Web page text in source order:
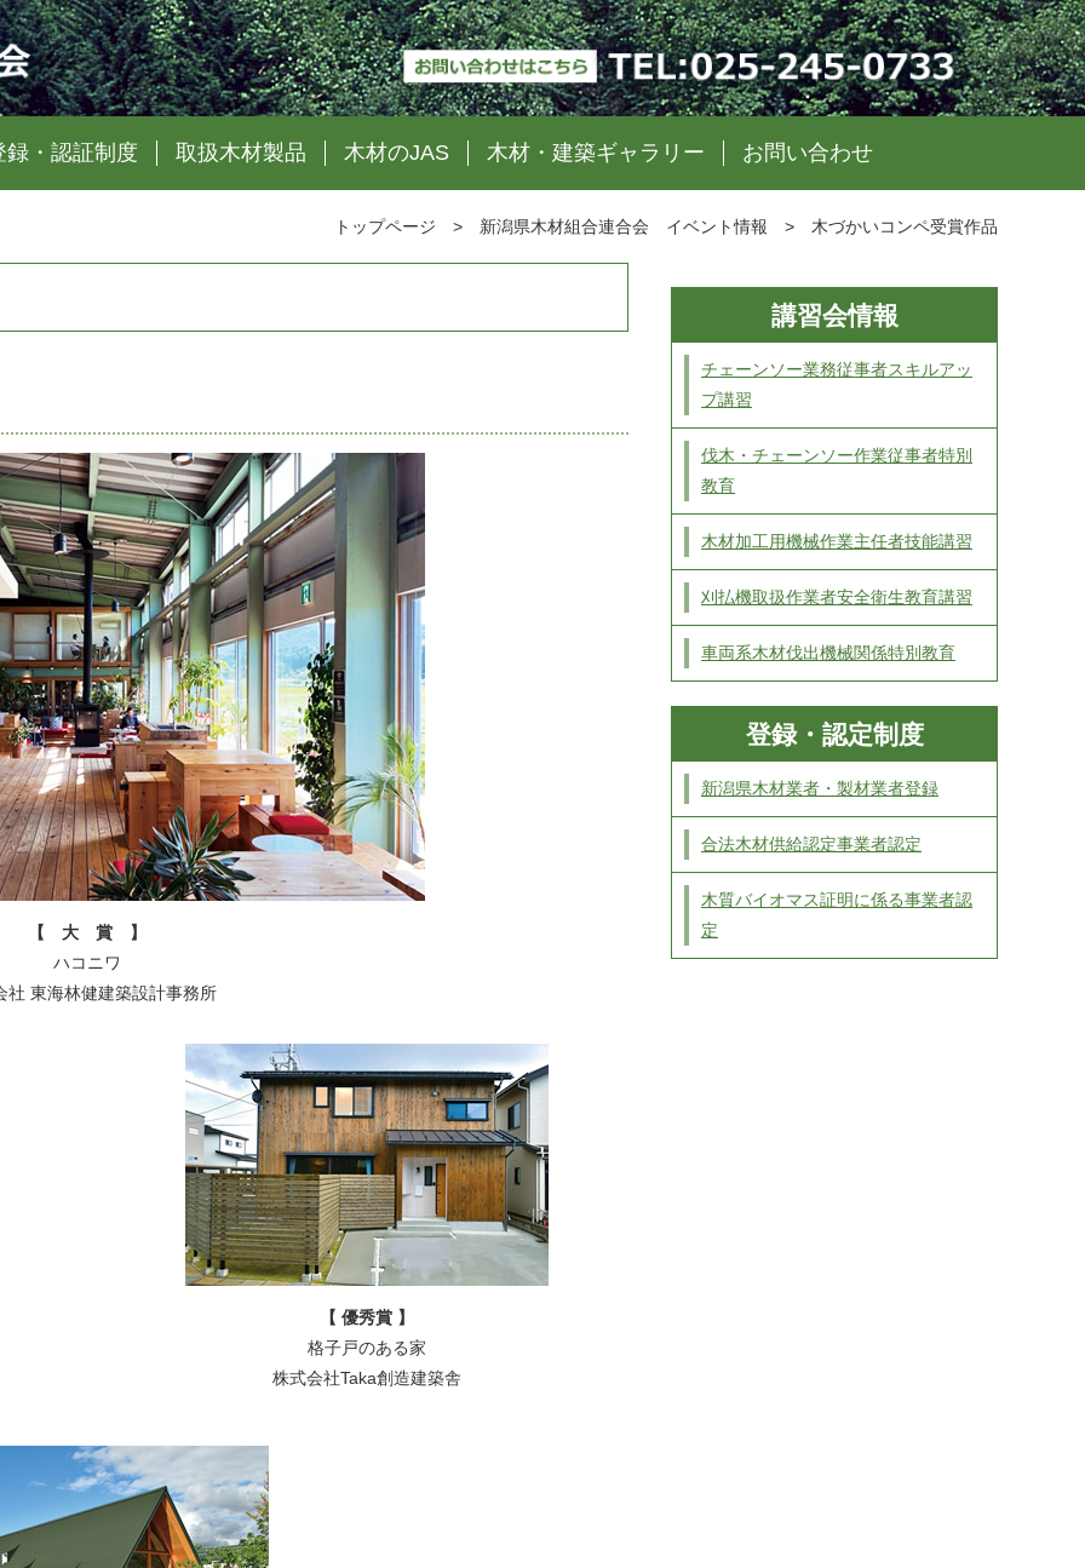
録・認証制度 取扱木材製品 木材のJAS 木材・建築ギャラリー お問い合わせ
トップページ > 新潟県木材組合連合会 イベント情報 > 木づかいコンペ受賞作品
【 大 賞 】
ハコニワ
社 東海林健建築設計事務所
【 優秀賞 】
格子戸のある家
株式会社Taka創造建築舎
講習会情報
チェーンソー業務従事者スキルアッ
プ講習
伐木・チェーンソー作業従事者特別
教育
木材加工用機械作業主任者技能講習
刈払機取扱作業者安全衛生教育講習
車両系木材伐出機械関係特別教育
登録・認定制度
新潟県木材業者・製材業者登録
合法木材供給認定事業者認定
木質バイオマス証明に係る事業者認
定